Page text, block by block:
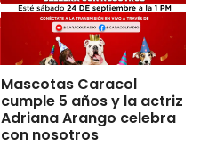
Mascotas Caracol
cumple 5 años y la actriz
Adriana Arango celebra
con nosotros